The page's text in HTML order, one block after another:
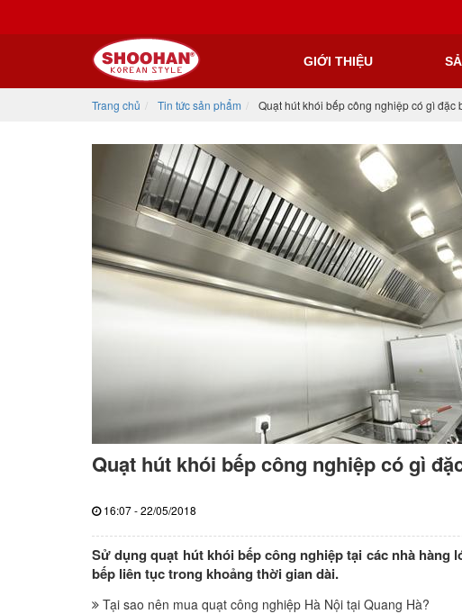
GIỚI THIỆU
Trang chủ Tin tức sản phẩm Quạt hút khói bếp công nghiệp có gì đặc
Quạt hút khói bếp công nghiệp có gì
16:07 - 22/05/2018
Sử dụng quạt hút khói bếp công nghiệp tại các nhà
bếp liên tục trong khoảng thời gian dài.
Tại sao nên mua quạt công nghiệp Hà Nội tại Quang Hà?